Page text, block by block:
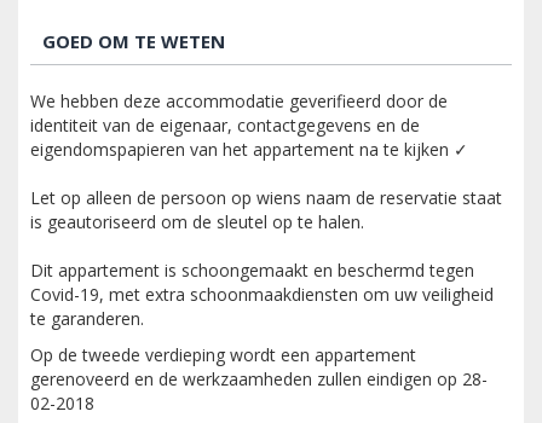
GOED OM TE WETEN
We hebben deze accommodatie geverifieerd door de
identiteit van de eigenaar, contactgegevens en de
eigendomspapieren van het appartement na te kijken ✓
Let op alleen de persoon op wiens naam de reservatie staat
is geautoriseerd om de sleutel op te halen.
Dit appartement is schoongemaakt en beschermd tegen
Covid-19, met extra schoonmaakdiensten om uw veiligheid
te garanderen.
Op de tweede verdieping wordt een appartement
gerenoveerd en de werkzaamheden zullen eindigen op 28-
02-2018